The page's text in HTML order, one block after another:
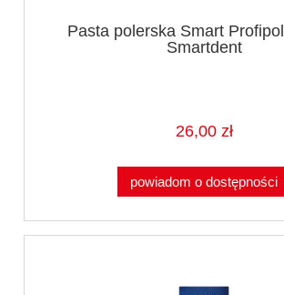
Pasta polerska Smart
Smartdent
26,00 zł
powiadom o dostępności